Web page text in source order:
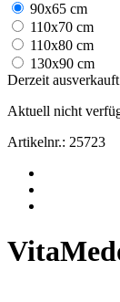
90x65 cm
110x70 cm
110x80 cm
130x90 cm
Derzeit ausverkauft
Aktuell nicht
Artikelnr.: 25723